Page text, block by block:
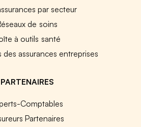
par secteur
de soins
à outils santé
des assurances entreprises
PARTENAIRES
Comptables
Partenaires